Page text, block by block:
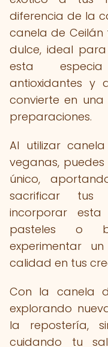
diferencia de la
canela de Ceilán
dulce, ideal
esta
antioxidantes y
convierte en
preparaciones.
Al utilizar
veganas,
único,
sacrificar tus
incorporar
pasteles o
experimentar
calidad en tus
Con la canela
explorando
la repostería,
cuidando tu